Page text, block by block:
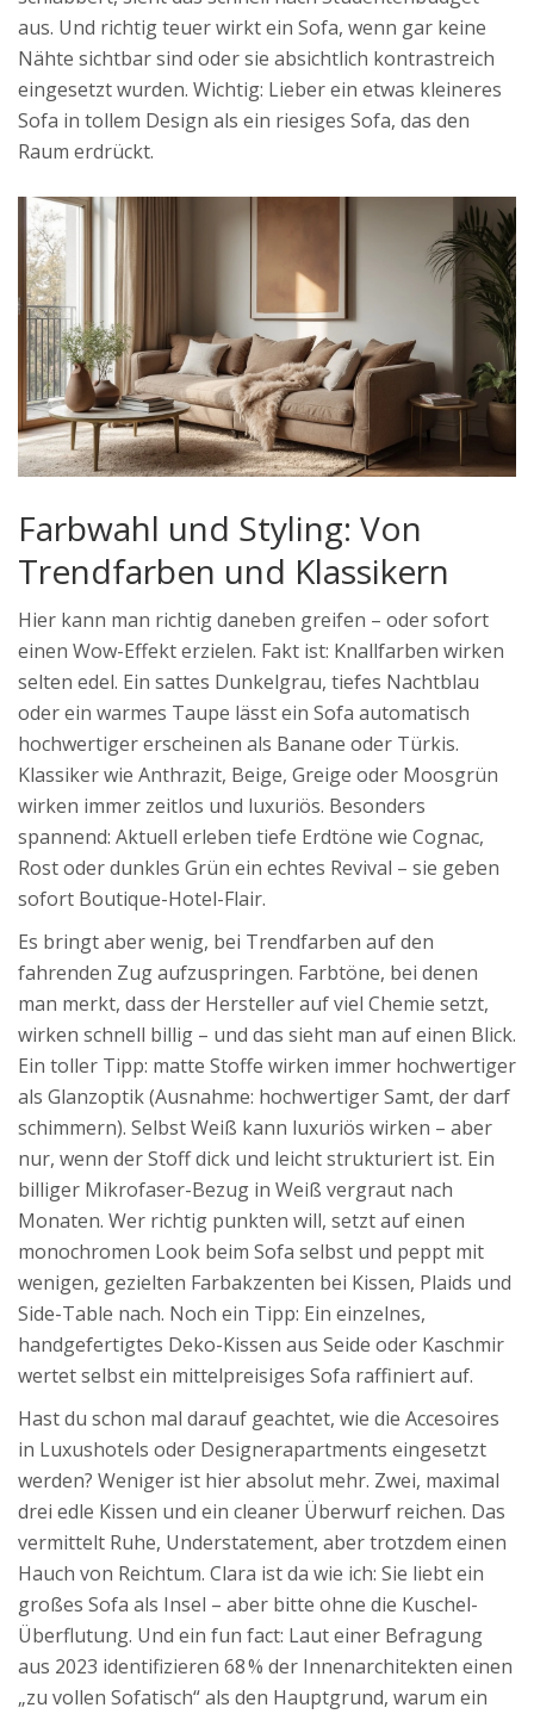
aus. Und richtig teuer wirkt ein Sofa, wenn gar keine
Nähte sichtbar sind oder sie absichtlich kontrastreich
eingesetzt wurden. Wichtig: Lieber ein etwas kleineres
Sofa in tollem Design als ein riesiges Sofa, das den
Raum erdrückt.
Farbwahl und Styling: Von
Trendfarben und Klassikern
Hier kann man richtig daneben greifen – oder sofort
einen Wow-Effekt erzielen. Fakt ist: Knallfarben wirken
selten edel. Ein sattes Dunkelgrau, tiefes Nachtblau
oder ein warmes Taupe lässt ein Sofa automatisch
hochwertiger erscheinen als Banane oder Türkis.
Klassiker wie Anthrazit, Beige, Greige oder Moosgrün
wirken immer zeitlos und luxuriös. Besonders
spannend: Aktuell erleben tiefe Erdtöne wie Cognac,
Rost oder dunkles Grün ein echtes Revival – sie geben
sofort Boutique-Hotel-Flair.
Es bringt aber wenig, bei Trendfarben auf den
fahrenden Zug aufzuspringen. Farbtöne, bei denen
man merkt, dass der Hersteller auf viel Chemie setzt,
wirken schnell billig – und das sieht man auf einen Blick.
Ein toller Tipp: matte Stoffe wirken immer hochwertiger
als Glanzoptik (Ausnahme: hochwertiger Samt, der darf
schimmern). Selbst Weiß kann luxuriös wirken – aber
nur, wenn der Stoff dick und leicht strukturiert ist. Ein
billiger Mikrofaser-Bezug in Weiß vergraut nach
Monaten. Wer richtig punkten will, setzt auf einen
monochromen Look beim Sofa selbst und peppt mit
wenigen, gezielten Farbakzenten bei Kissen, Plaids und
Side-Table nach. Noch ein Tipp: Ein einzelnes,
handgefertigtes Deko-Kissen aus Seide oder Kaschmir
wertet selbst ein mittelpreisiges Sofa raffiniert auf.
Hast du schon mal darauf geachtet, wie die Accesoires
in Luxushotels oder Designerapartments eingesetzt
werden? Weniger ist hier absolut mehr. Zwei, maximal
drei edle Kissen und ein cleaner Überwurf reichen. Das
vermittelt Ruhe, Understatement, aber trotzdem einen
Hauch von Reichtum. Clara ist da wie ich: Sie liebt ein
großes Sofa als Insel – aber bitte ohne die Kuschel-
Überflutung. Und ein fun fact: Laut einer Befragung
aus 2023 identifizieren 68 % der Innenarchitekten einen
„zu vollen Sofatisch“ als den Hauptgrund, warum ein